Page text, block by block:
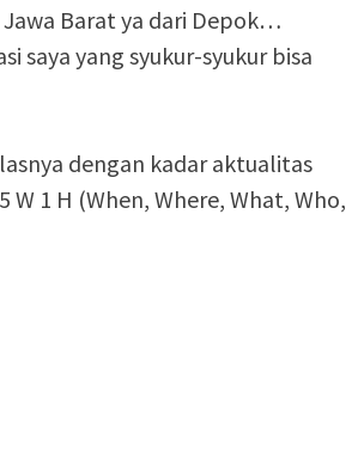
Barat ya dari Depok…
saya yang syukur-syukur bisa
dengan kadar aktualitas
1 H (When, Where, What, Who,